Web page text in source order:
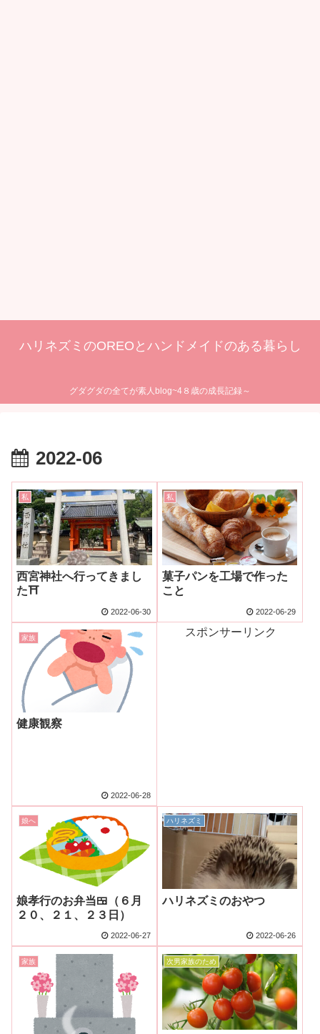
ハリネズミのOREOとハンドメイドのある暮らし
グダグダの全てが素人blog~4８歳の成長記録～
2022-06
私
西宮神社へ行ってきまし
た⛩
2022-06-30
私
菓子パンを工場で作った
こと
2022-06-29
家族
健康観察
2022-06-28
スポンサーリンク
娘へ
娘孝行のお弁当🍱（６月
２０、２１、２３日）
2022-06-27
ハリネズミ
ハリネズミのおやつ
2022-06-26
家族 次男家族のため